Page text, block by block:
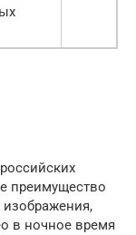
преимущество
в ночное время